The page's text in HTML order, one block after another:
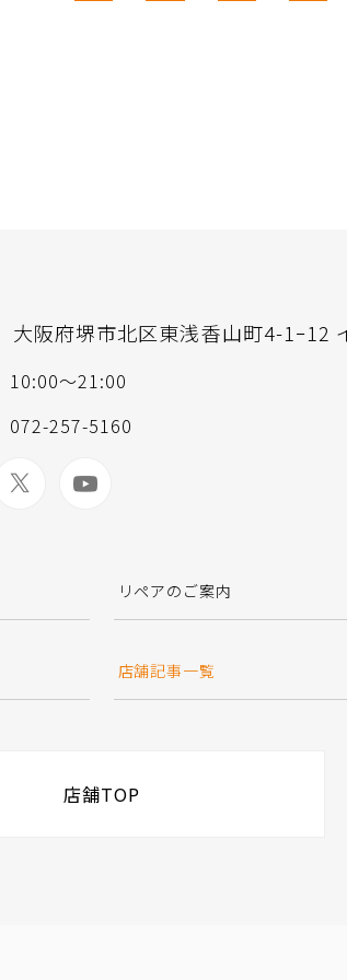
大阪府堺市北区東浅香山町4-1ｰ12
10:00〜21:00
072-257-5160
リペアのご案内
店舗記事一覧
店舗TOP